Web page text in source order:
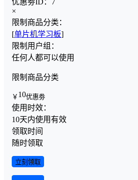
优惠劵ID：
7
×
限制商品分类：
[单片机学习板]
限制用户组：
任何人都可以使用
限制商品分类
￥ 10优惠劵
使用时效：
10天内使用有效
领取时间
随时领取
立刻领取